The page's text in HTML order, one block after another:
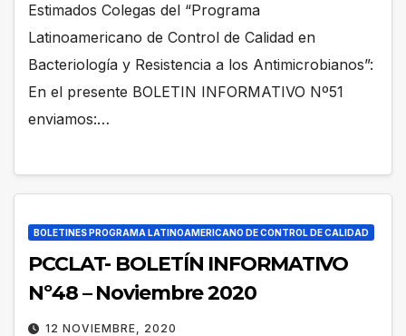
Estimados Colegas del “Programa
Latinoamericano de Control de Calidad en
Bacteriología y Resistencia a los Antimicrobianos”:
En el presente BOLETIN INFORMATIVO Nº51
enviamos:…
BOLETINES PROGRAMA LATINOAMERICANO DE CONTROL DE CALIDAD
PCCLAT- BOLETÍN INFORMATIVO
Nº48 – Noviembre 2020
12 NOVIEMBRE, 2020